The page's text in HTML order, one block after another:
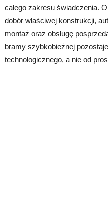
całego zakresu świadczenia.
dobór właściwej konstrukcji,
montaż oraz obsługę
bramy szybkobieżnej
technologicznego, a nie od